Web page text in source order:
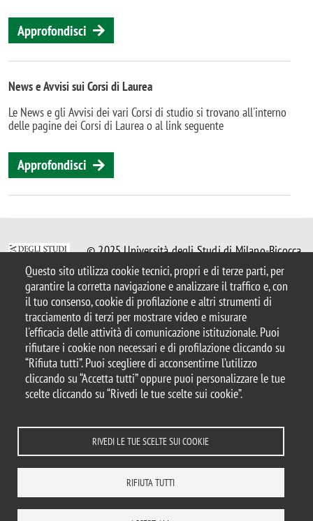
Questo sito utilizza cookie tecnici, propri e di terze parti, per
garantire la corretta navigazione e analizzare il traffico e, con
il tuo consenso, cookie di profilazione e altri strumenti di
tracciamento di terzi per mostrare video e misurare
l'efficacia delle attività di comunicazione istituzionale. Puoi
rifiutare i cookie non necessari e di profilazione cliccando su
“Rifiuta tutti”. Puoi scegliere di acconsentirne l’utilizzo
cliccando su “Accetta tutti” oppure puoi personalizzare le tue
scelte cliccando su “Rivedi le tue scelte sui cookie”.
RIVEDI LE TUE SCELTE SUI COOKIE
RIFIUTA TUTTI
Approfondisci
News e Avvisi sui Corsi di Laurea
Le News e gli Avvisi dei vari Corsi di studio si trovano all'interno
delle pagine dei Corsi di Laurea o al link seguente
Approfondisci
© 2025 Università degli Studi di Milano-Bicocca
Piazza dell'Ateneo Nuovo, 1 - 20126, Milano
Casella PEC:ateneo.bicocca@pec.unimib.it
P.I. 12621570154 |
redazioneweb.mater@unimib.it
Note legali Privacy e cookie policy
Amministrazione trasparente
MAPPA DEL SITO CONTATTI